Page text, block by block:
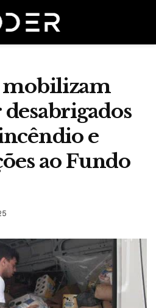
mobilizam
e
ao Fundo